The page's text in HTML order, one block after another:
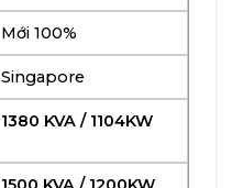
Mới 100%
Singapore
1380 KVA / 1104KW